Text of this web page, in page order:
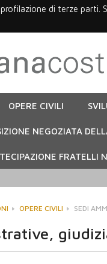
di terze parti.
OPERE CIVILI
NEGOZIATA
FRATELLI
OPERE CIVILI SEDI